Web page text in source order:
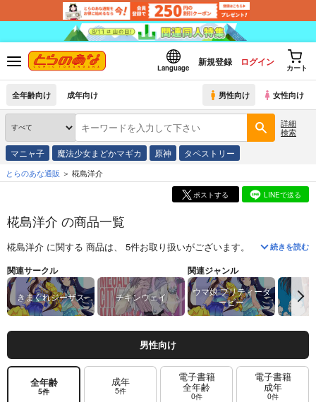
Language
新規登録 ログイン
カート
全年齢向け 成年向け 男性向け 女性向け
詳細
検索
マニャ子 魔法少女まどかマギカ 原神 タペストリー
とらのあな通販 椛島洋介
ポストする LINEで送る
椛島洋介 の商品一覧
椛島洋介 に関する 商品は、 5件お取り扱いがございます。 「 続きを読む
関連サークル
きまぐれジーザス チキンウェイ
関連ジャンル
ウマ娘 プリティーダ
ービー
男性向け
全年齢
5件
成年
5件
電子書籍
全年齢
0件
電子書籍
成年
0件